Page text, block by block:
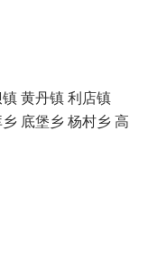
黄丹镇 利店镇
底堡乡 杨村乡 高